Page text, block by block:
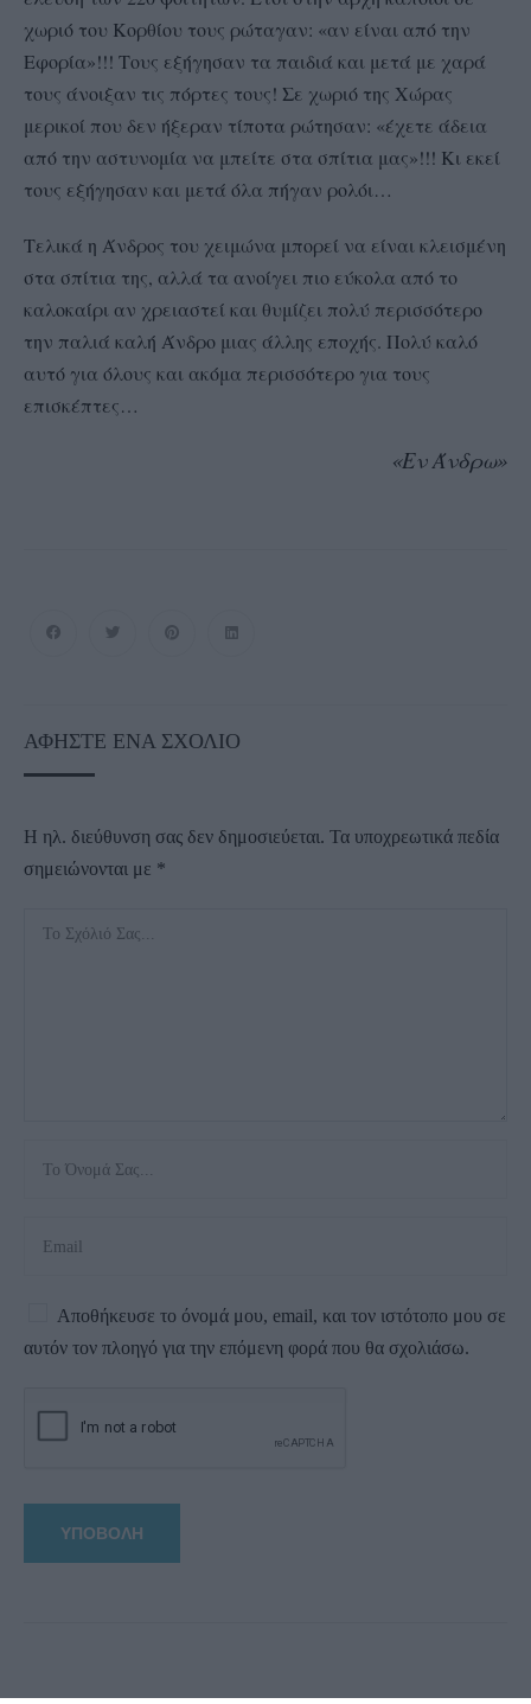
χωριό του Κορθίου τους ρώταγαν: «αν είναι από την
Εφορία»!!! Τους εξήγησαν τα παιδιά και μετά με χαρά
τους άνοιξαν τις πόρτες τους! Σε χωριό της Χώρας
μερικοί που δεν ήξεραν τίποτα ρώτησαν: «έχετε άδεια
από την αστυνομία να μπείτε στα σπίτια μας»!!! Κι εκεί
τους εξήγησαν και μετά όλα πήγαν ρολόι…
Τελικά η Άνδρος του χειμώνα μπορεί να είναι κλεισμένη
στα σπίτια της, αλλά τα ανοίγει πιο εύκολα από το
καλοκαίρι αν χρειαστεί και θυμίζει πολύ περισσότερο
την παλιά καλή Άνδρο μιας άλλης εποχής. Πολύ καλό
αυτό για όλους και ακόμα περισσότερο για τους
επισκέπτες…
«Εν Άνδρω»
ΑΦΉΣΤΕ ΈΝΑ ΣΧΌΛΙΟ
Η ηλ. διεύθυνση σας δεν δημοσιεύεται. Τα υποχρεωτικά πεδία
σημειώνονται με *
Αποθήκευσε το όνομά μου, email, και τον ιστότοπο μου σε
αυτόν τον πλοηγό για την επόμενη φορά που θα σχολιάσω.